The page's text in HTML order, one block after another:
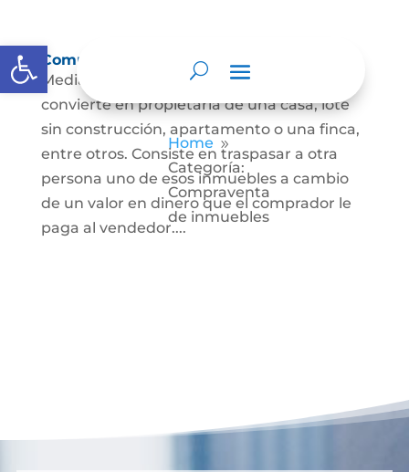
Abrir barra de herramientas
Home 9
Categoría:
Compraventa
de inmuebles
Compraventa de inmuebles
Mediante este contrato, una persona se
convierte en propietaria de una casa, lote
sin construcción, apartamento o una finca,
entre otros. Consiste en traspasar a otra
persona uno de esos inmuebles a cambio
de un valor en dinero que el comprador le
paga al vendedor....